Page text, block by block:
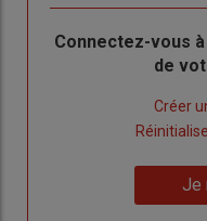
Body
Connectez-vous
de
Créer
Je